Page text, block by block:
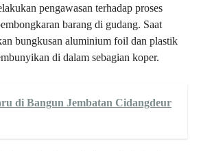
pengawasan terhadap proses
barang di gudang. Saat
bungkusan aluminium foil dan plastik
di dalam sebagian koper.
di Bangun Jembatan Cidangdeur